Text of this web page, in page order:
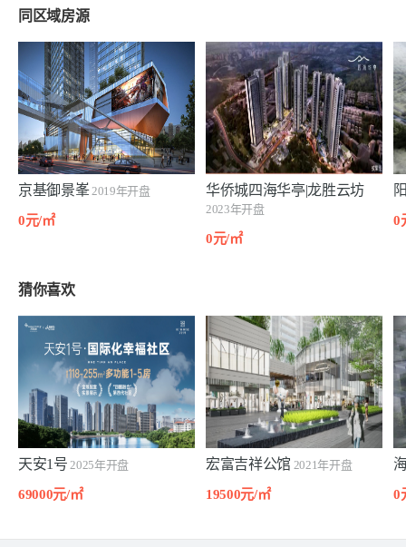
同区域房源
京基御景峯2019年开盘
0元/㎡
华侨城四海华亭|龙胜云坊
2023年开盘
0元/㎡
0
猜你喜欢
天安1号 2025年开盘
69000元/㎡
宏富吉祥公馆 2021年开盘
19500元/㎡ 0